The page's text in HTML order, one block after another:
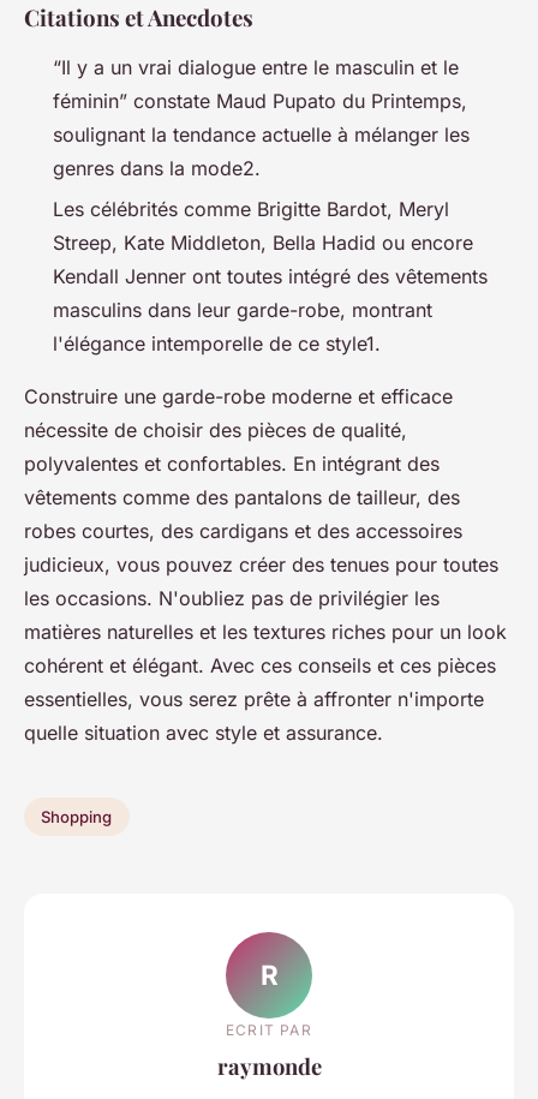
Citations et Anecdotes
“Il y a un vrai dialogue entre le masculin et le
féminin” constate Maud Pupato du Printemps,
soulignant la tendance actuelle à mélanger les
genres dans la mode2.
Les célébrités comme Brigitte Bardot, Meryl
Streep, Kate Middleton, Bella Hadid ou encore
Kendall Jenner ont toutes intégré des vêtements
masculins dans leur garde-robe, montrant
l'élégance intemporelle de ce style1.
Construire une garde-robe moderne et efficace
nécessite de choisir des pièces de qualité,
polyvalentes et confortables. En intégrant des
vêtements comme des pantalons de tailleur, des
robes courtes, des cardigans et des accessoires
judicieux, vous pouvez créer des tenues pour toutes
les occasions. N'oubliez pas de privilégier les
matières naturelles et les textures riches pour un look
cohérent et élégant. Avec ces conseils et ces pièces
essentielles, vous serez prête à affronter n'importe
quelle situation avec style et assurance.
Shopping
R
ECRIT PAR
raymonde